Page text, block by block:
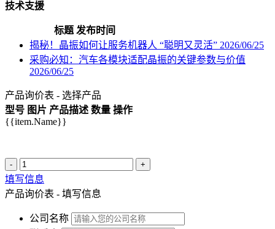
技术支援
标题 发布时间
揭秘！晶振如何让服务机器人 “聪明又灵活” 2026/06/25
采购必知：汽车各模块适配晶振的关键参数与价值
2026/06/25
产品询价表 - 选择产品
型号 图片 产品描述 数量 操作
{{item.Name}}
- +
填写信息
产品询价表 - 填写信息
公司名称